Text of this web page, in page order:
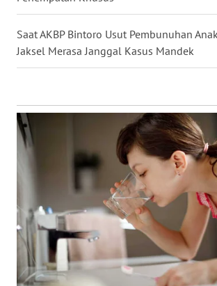
Saat AKBP Bintoro Usut Pembunuhan
Jaksel Merasa Janggal Kasus Mandek
WN
TAPANULI
SELATAN
TANJUNG
WN
SIMALUNGUN
WN
LABUHANBATU